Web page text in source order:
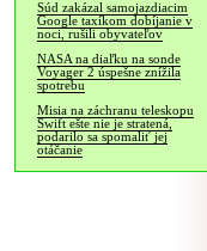
Súd zakázal samojazdiacim
Google taxíkom dobíjanie v
noci, rušili obyvateľov
NASA na diaľku na sonde
Voyager 2 úspešne znížila
spotrebu
Misia na záchranu teleskopu
Swift ešte nie je stratená,
podarilo sa spomaliť jej
otáčanie